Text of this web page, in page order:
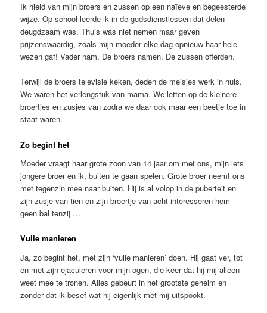
Ik hield van mijn broers en zussen op een naïeve en begeesterde
wijze. Op school leerde ik in de godsdienstlessen dat delen
deugdzaam was. Thuis was niet nemen maar geven
prijzenswaardig, zoals mijn moeder elke dag opnieuw haar hele
wezen gaf! Vader nam. De broers namen. De zussen offerden.
Terwijl de broers televisie keken, deden de meisjes werk in huis.
We waren het verlengstuk van mama. We letten op de kleinere
broertjes en zusjes van zodra we daar ook maar een beetje toe in
staat waren.
Zo begint het
Moeder vraagt haar grote zoon van 14 jaar om met ons, mijn iets
jongere broer en ik, buiten te gaan spelen. Grote broer neemt ons
met tegenzin mee naar buiten. Hij is al volop in de puberteit en
zijn zusje van tien en zijn broertje van acht interesseren hem
geen bal tenzij …
Vuile manieren
Ja, zo begint het, met zijn ‘vuile manieren’ doen. Hij gaat ver, tot
en met zijn ejaculeren voor mijn ogen, die keer dat hij mij alleen
weet mee te tronen. Alles gebeurt in het grootste geheim en
zonder dat ik besef wat hij eigenlijk met mij uitspookt.